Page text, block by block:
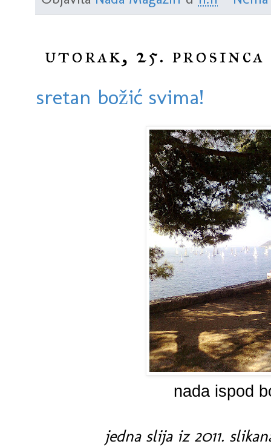
utorak, 25. prosinca
sretan božić svima!
nada ispod
jedna slija iz 2011.